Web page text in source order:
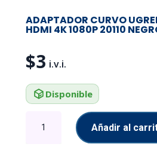
ADAPTADOR CURVO
HDMI 4K 1080P 20110
$3
Disponible
ADAPTADOR
CURVO
Añadir al